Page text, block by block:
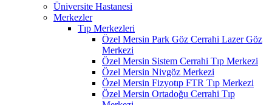
Üniversite Hastanesi
Merkezler
Tıp Merkezleri
Özel Mersin Park Göz Cerrahi Lazer Göz
Merkezi
Özel Mersin Sistem Cerrahi Tıp Merkezi
Özel Mersin Nivgöz Merkezi
Özel Mersin Fizyotıp FTR Tıp Merkezi
Özel Mersin Ortadoğu Cerrahi Tıp